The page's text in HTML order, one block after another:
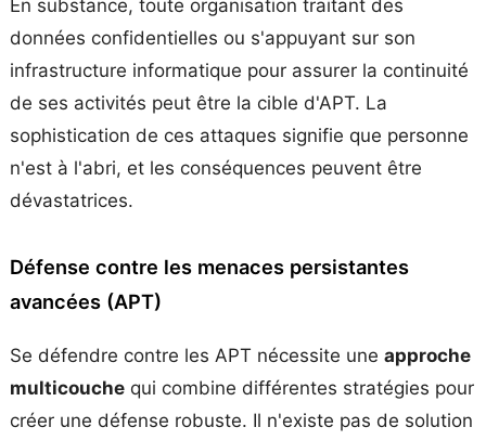
En substance, toute organisation traitant des
données confidentielles ou s'appuyant sur son
infrastructure informatique pour assurer la continuité
de ses activités peut être la cible d'APT. La
sophistication de ces attaques signifie que personne
n'est à l'abri, et les conséquences peuvent être
dévastatrices.
Défense contre les menaces persistantes
avancées (APT)
Se défendre contre les APT nécessite une approche
multicouchequi combine différentes stratégies pour
créer une défense robuste. Il n'existe pas de solution